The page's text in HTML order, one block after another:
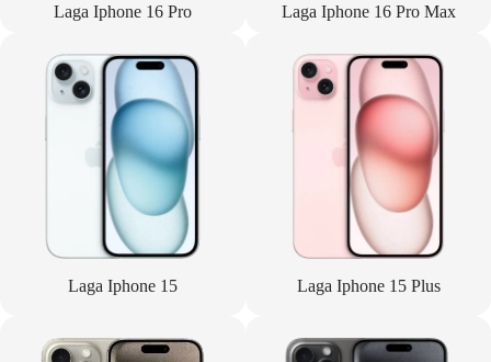
Laga Iphone 16 Pro Laga Iphone 16 Pro Max
Laga Iphone 15 Laga Iphone 15 Plus